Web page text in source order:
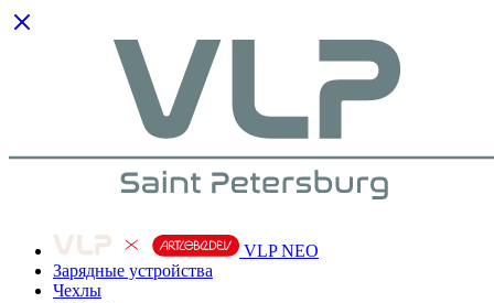
VLP NEO
Зарядные устройства
Чехлы